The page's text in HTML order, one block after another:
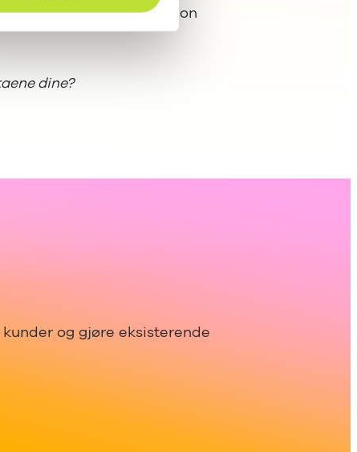
sikrer at riktig informasjon
dine?
og gjøre eksisterende